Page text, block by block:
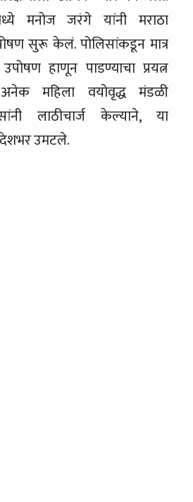
मनोज जरंगे यांनी मराठा
सुरू केलं. पोलिसांकडून मात्र
हाणून पाडण्याचा प्रयत्न
महिला वयोवृद्ध मंडळी
लाठीचार्ज केल्याने, या
उमटले.